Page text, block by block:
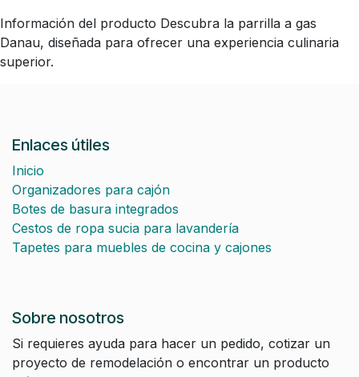
Información del producto Descubra la parrilla a gas
Danau, diseñada para ofrecer una experiencia culinaria
superior.
Enlaces útiles
Inicio
Organizadores para cajón
Botes de basura integrados
Cestos de ropa sucia para lavandería
Tapetes para muebles de cocina y cajones
Sobre nosotros
Si requieres ayuda para hacer un pedido, cotizar un
proyecto de remodelación o encontrar un producto